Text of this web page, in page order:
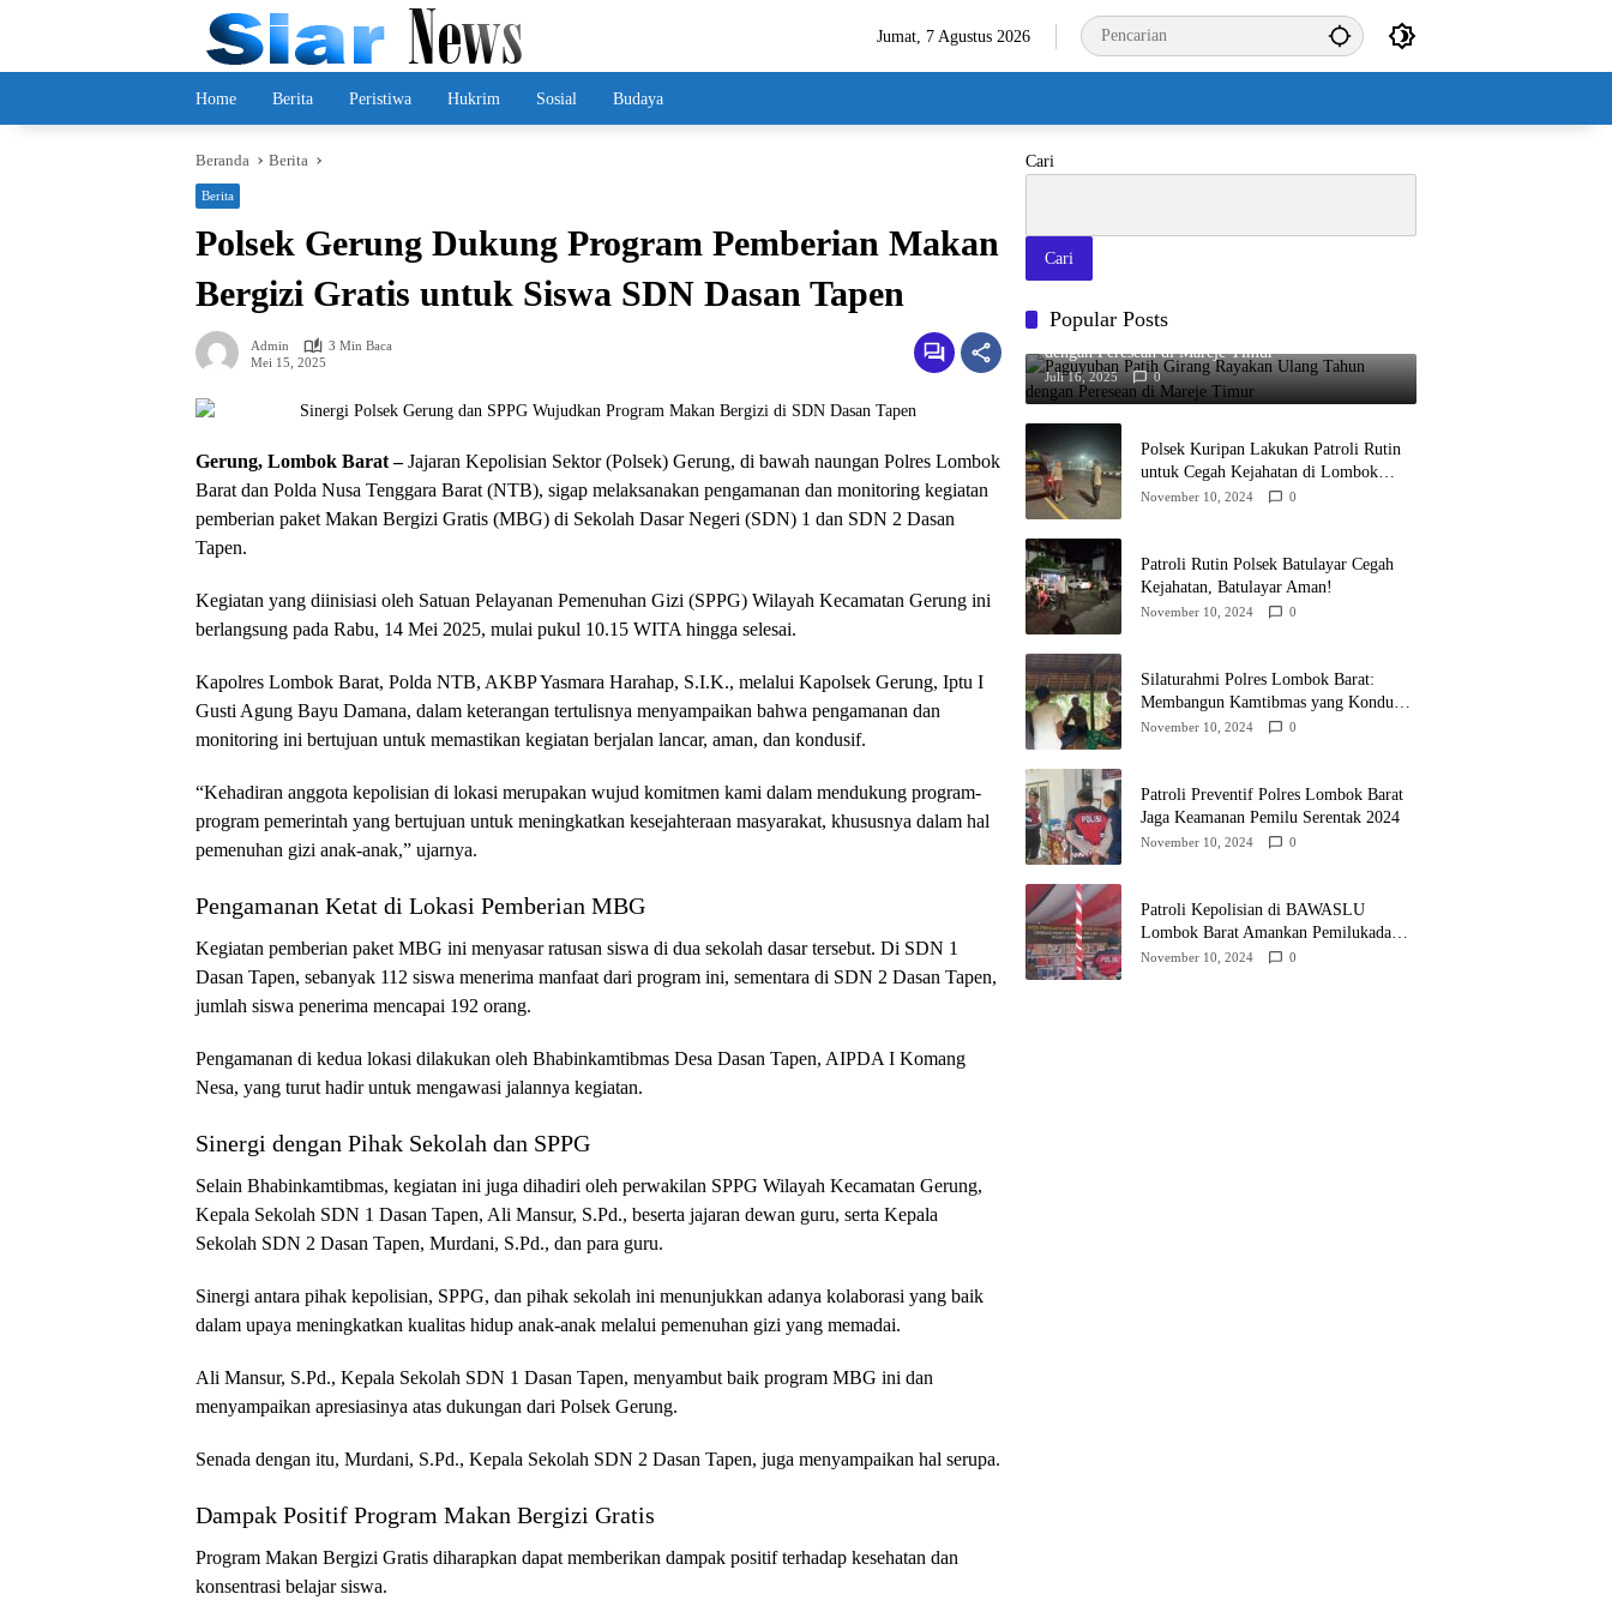
Jumat, 7 Agustus 2026
Home Berita Peristiwa Hukrim Sosial Budaya
Beranda Berita
Berita
Polsek Gerung Dukung Program Pemberian Makan
Bergizi Gratis untuk Siswa SDN Dasan Tapen
Admin
3 Min Baca
Mei 15, 2025
Gerung, Lombok Barat –Jajaran Kepolisian Sektor (Polsek) Gerung, di bawah naungan Polres Lombok
Barat dan Polda Nusa Tenggara Barat (NTB), sigap melaksanakan pengamanan dan monitoring kegiatan
pemberian paket Makan Bergizi Gratis (MBG) di Sekolah Dasar Negeri (SDN) 1 dan SDN 2 Dasan
Tapen.
Kegiatan yang diinisiasi oleh Satuan Pelayanan Pemenuhan Gizi (SPPG) Wilayah Kecamatan Gerung ini
berlangsung pada Rabu, 14 Mei 2025, mulai pukul 10.15 WITA hingga selesai.
Kapolres Lombok Barat, Polda NTB, AKBP Yasmara Harahap, S.I.K., melalui Kapolsek Gerung, Iptu I
Gusti Agung Bayu Damana, dalam keterangan tertulisnya menyampaikan bahwa pengamanan dan
monitoring ini bertujuan untuk memastikan kegiatan berjalan lancar, aman, dan kondusif.
“Kehadiran anggota kepolisian di lokasi merupakan wujud komitmen kami dalam mendukung program-
program pemerintah yang bertujuan untuk meningkatkan kesejahteraan masyarakat, khususnya dalam hal
pemenuhan gizi anak-anak,” ujarnya.
Pengamanan Ketat di Lokasi Pemberian MBG
Kegiatan pemberian paket MBG ini menyasar ratusan siswa di dua sekolah dasar tersebut. Di SDN 1
Dasan Tapen, sebanyak 112 siswa menerima manfaat dari program ini, sementara di SDN 2 Dasan Tapen,
jumlah siswa penerima mencapai 192 orang.
Pengamanan di kedua lokasi dilakukan oleh Bhabinkamtibmas Desa Dasan Tapen, AIPDA I Komang
Nesa, yang turut hadir untuk mengawasi jalannya kegiatan.
Sinergi dengan Pihak Sekolah dan SPPG
Selain Bhabinkamtibmas, kegiatan ini juga dihadiri oleh perwakilan SPPG Wilayah Kecamatan Gerung,
Kepala Sekolah SDN 1 Dasan Tapen, Ali Mansur, S.Pd., beserta jajaran dewan guru, serta Kepala
Sekolah SDN 2 Dasan Tapen, Murdani, S.Pd., dan para guru.
Sinergi antara pihak kepolisian, SPPG, dan pihak sekolah ini menunjukkan adanya kolaborasi yang baik
dalam upaya meningkatkan kualitas hidup anak-anak melalui pemenuhan gizi yang memadai.
Ali Mansur, S.Pd., Kepala Sekolah SDN 1 Dasan Tapen, menyambut baik program MBG ini dan
menyampaikan apresiasinya atas dukungan dari Polsek Gerung.
Senada dengan itu, Murdani, S.Pd., Kepala Sekolah SDN 2 Dasan Tapen, juga menyampaikan hal serupa.
Dampak Positif Program Makan Bergizi Gratis
Program Makan Bergizi Gratis diharapkan dapat memberikan dampak positif terhadap kesehatan dan
konsentrasi belajar siswa.
Cari
Cari
Popular Posts
Paguyuban Patih Girang Rayakan Ulang Tahun
dengan Peresean di Mareje Timur
Juli 16, 2025 0
Polsek Kuripan Lakukan Patroli Rutin
untuk Cegah Kejahatan di Lombok
Barat
November 10, 2024 0
Patroli Rutin Polsek Batulayar Cegah
Kejahatan, Batulayar Aman!
November 10, 2024 0
Silaturahmi Polres Lombok Barat:
Membangun Kamtibmas yang Kondusif
untuk Pilkada 2024
November 10, 2024 0
Patroli Preventif Polres Lombok Barat
Jaga Keamanan Pemilu Serentak 2024
November 10, 2024 0
Patroli Kepolisian di BAWASLU
Lombok Barat Amankan Pemilukada
2024
November 10, 2024 0